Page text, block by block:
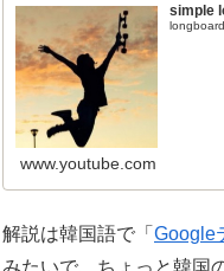
simple
www.youtube.com
解説は韓国語で「 Google
みたいで、ちょっと韓国